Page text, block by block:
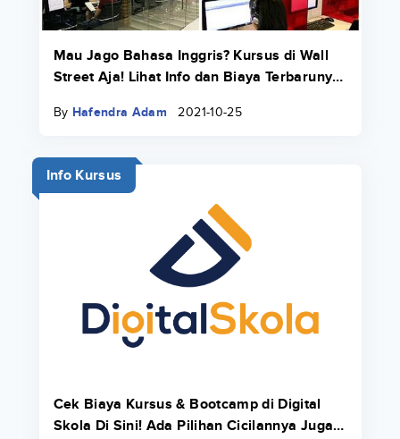
Mau Jago Bahasa Inggris? Kursus di Wall
Street Aja! Lihat Info dan Biaya Terbarunya
By Hafendra Adam 2021-10-25
Info Kursus
Cek Biaya Kursus & Bootcamp di Digital
Skola Di Sini! Ada Pilihan Cicilannya Juga